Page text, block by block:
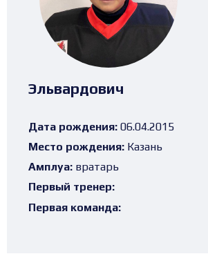
Эльвардович
Дата рождения: 06.04.2015
Место рождения: Казань
Амплуа: вратарь
Первый тренер:
Первая команда: